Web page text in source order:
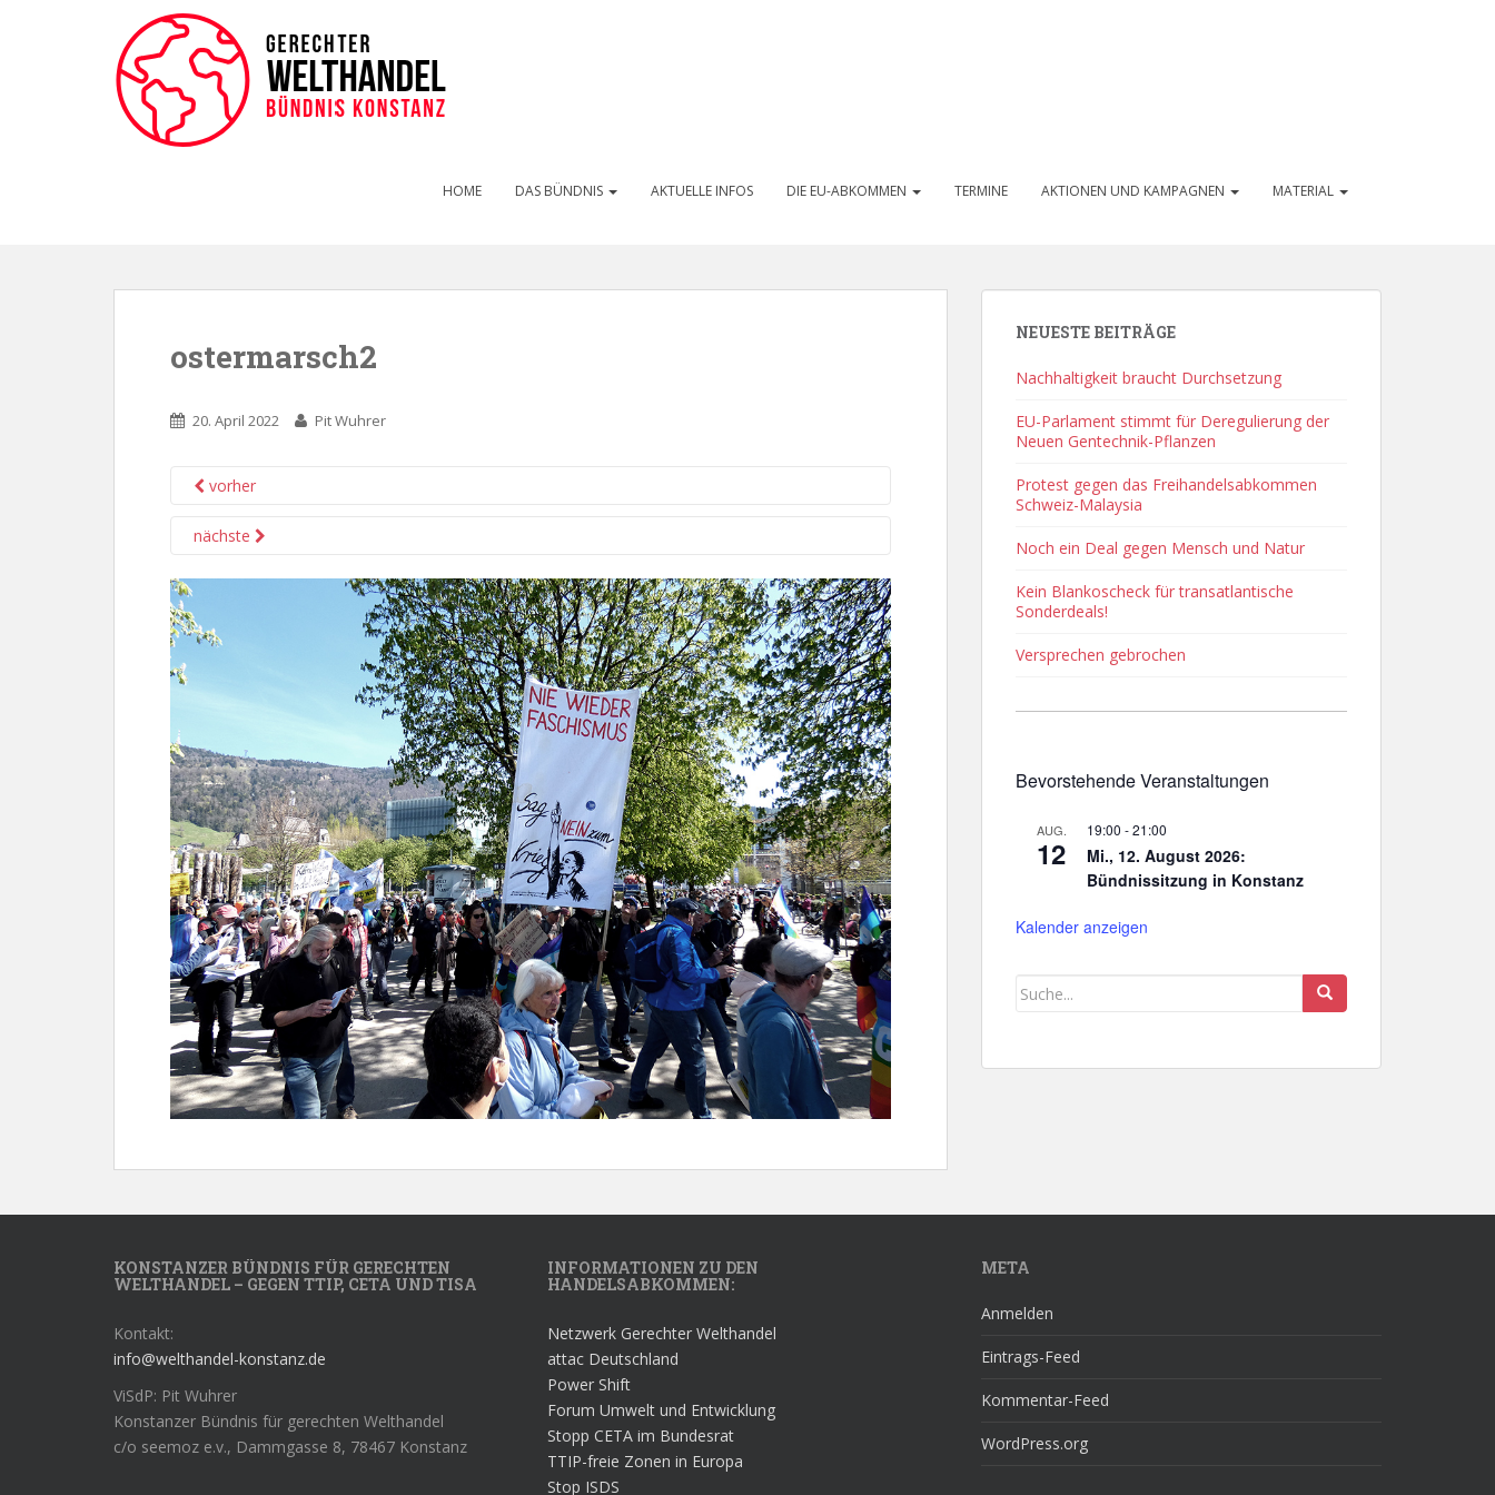
HOME DAS BÜNDNIS AKTUELLE INFOS DIE EU-ABKOMMEN TERMINE AKTIONEN UND KAMPAGNEN MATERIAL
ostermarsch2
20. April 2022 Pit Wuhrer
vorher
nächste
NEUESTE BEITRÄGE
Nachhaltigkeit braucht Durchsetzung
EU-Parlament stimmt für Deregulierung der
Neuen Gentechnik-Pflanzen
Protest gegen das Freihandelsabkommen
Schweiz-Malaysia
Noch ein Deal gegen Mensch und Natur
Kein Blankoscheck für transatlantische
Sonderdeals!
Versprechen gebrochen
Bevorstehende Veranstaltungen
AUG.
12
19:00 -21:00
Mi., 12. August 2026:
Bündnissitzung in Konstanz
Kalender anzeigen
KONSTANZER BÜNDNIS FÜR GERECHTEN
WELTHANDEL – GEGEN TTIP, CETA UND TISA
Kontakt:
info@welthandel-konstanz.de
ViSdP: Pit Wuhrer
Konstanzer Bündnis für gerechten Welthandel
c/o seemoz e.v., Dammgasse 8, 78467 Konstanz
INFORMATIONEN ZU DEN
HANDELSABKOMMEN:
Netzwerk Gerechter Welthandel
attac Deutschland
Power Shift
Forum Umwelt und Entwicklung
Stopp CETA im Bundesrat
TTIP-freie Zonen in Europa
Stop ISDS
META
Anmelden
Eintrags-Feed
Kommentar-Feed
WordPress.org